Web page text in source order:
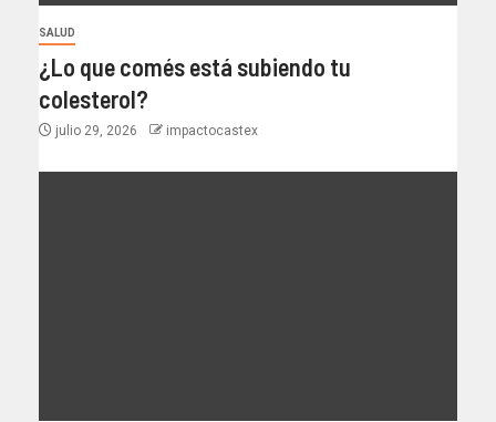
SALUD
¿Lo que comés está subiendo tu
colesterol?
julio 29, 2026 impactocastex